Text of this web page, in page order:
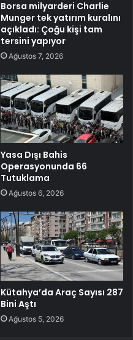
Borsa milyarderi Charlie
Munger tek yatırım kuralını
açıkladı: Çoğu kişi tam
tersini yapıyor
Ağustos 7, 2026
Yasa Dışı Bahis
Operasyonunda 66
Tutuklama
Ağustos 6, 2026
Kütahya’da Araç Sayısı 287
Bini Aştı
Ağustos 5, 2026